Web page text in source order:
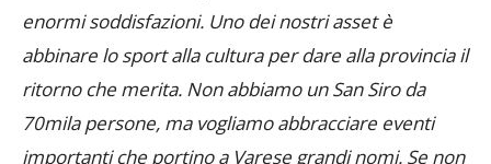
abbinare lo sport alla cultura per dare alla provincia il
ritorno che merita. Non abbiamo un San Siro da
70mila persone, ma vogliamo abbracciare eventi
importanti che portino a Varese grandi nomi. Se non
crei eventi attraenti, la gente non viene ”.Michele Di